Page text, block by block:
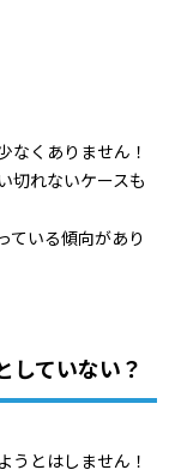
なくありません！
切れないケースも
ている傾向があり
していない？
うとはしません！